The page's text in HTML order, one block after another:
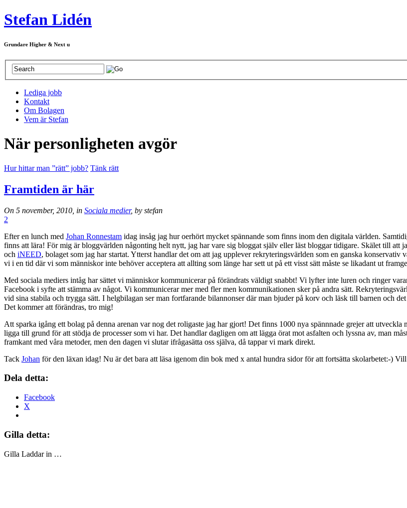
Stefan Lidén
Grundare Higher & Next u
Lediga jobb
Kontakt
Om Bolagen
Vem är Stefan
När personligheten avgör
Hur hittar man ”rätt” jobb? Tänk rätt
Framtiden är här
On 5 november, 2010, in Sociala medier, by stefan
2
Efter en lunch med Johan Ronnestam idag insåg jag hur oerhört mycket spännande som finns inom den digitala världen.
finns att lära! För mig är bloggvärlden någonting helt nytt, jag har vare sig bloggat själv eller läst bloggar tidigare. Skälet till att
och iNEED, bolaget som jag har startat. Ytterst handlar det om att jag upplever rekryteringsvärlden som en ganska
vi i en tid där vi som människor inte behöver acceptera att allting som länge har sett ut på ett visst sätt måste se likadant ut
Med sociala mediers intåg har sättet vi människor kommunicerar på förändrats väldigt snabbt! Vi lyfter inte luren och ringer
Facebook i syfte att stämma av något. Vi kommunicerar mer med fler men kommunikationen sker på andra sätt.
vid sina stabila och trygga sätt. I helgbilagan ser man fortfarande bilannonser där man bjuder på korv och läsk till barnen och
Det kommer att förändras, tro mig!
Att sparka igång ett bolag på denna arenan var nog det roligaste jag har gjort! Det finns 1000 nya spännnade grejer att
ligga till grund för att stödja de processer som vi har. Det handlar dagligen om att lägga örat mot asfalten och lyssna av, man
framkant med våra metoder, men den dagen vi slutar ifrågasätta oss själva, då tappar vi mark direkt.
Tack Johan för den läxan idag! Nu är det bara att läsa igenom din bok med x antal hundra sidor för att fortsätta skolarbetet:-)
Dela detta:
Facebook
X
Gilla detta:
Gilla Laddar in …